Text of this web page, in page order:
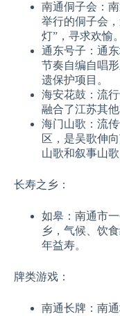
南通侗子会：
举行的侗子会
灯”，寻求欢愉。
通东号子：通
节奏自编自唱
遗保护项目。
海安花鼓：流
融合了江苏其他
海门山歌：流
区，是吴歌伸
山歌和叙事山歌
长寿之乡：
如皋：南通市
乡，气候、饮
年益寿。
牌类游戏：
南通长牌：南